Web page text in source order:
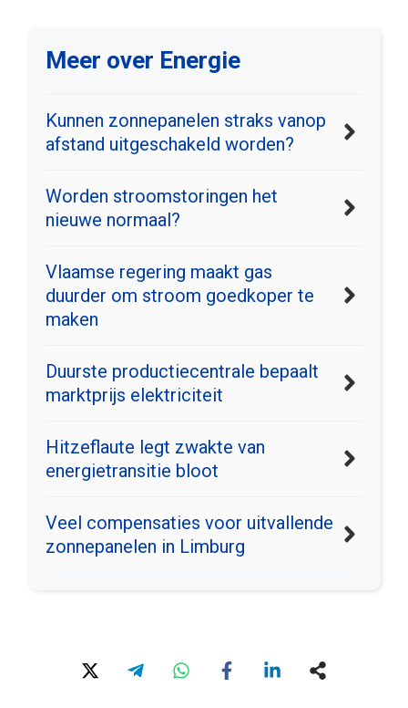
Meer over Energie
Kunnen zonnepanelen straks vanop
afstand uitgeschakeld worden?
Worden stroomstoringen het
nieuwe normaal?
Vlaamse regering maakt gas
duurder om stroom goedkoper te
maken
Duurste productiecentrale bepaalt
marktprijs elektriciteit
Hitzeflaute legt zwakte van
energietransitie bloot
Veel compensaties voor uitvallende
zonnepanelen in Limburg